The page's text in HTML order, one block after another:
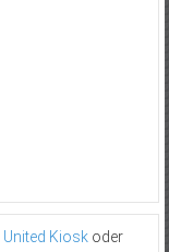
United Kioskoder